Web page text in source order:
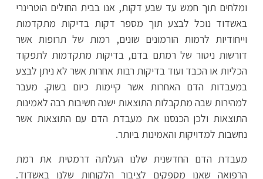
ומלחים תוך חמש עד שבע דקות, אנו בבית החולים הוטרינרי
באשדוד נוכל לבצע תוך מספר דקות בדיקות מתקדמות
וייחודיות לרמות הורמונים שונים, רמות של תרופות אשר
דורשות ניטור של רמתם בדם, בדיקות מתקדמות לתפקוד
הכליות או הכבד ועוד בדיקות רבות אחרות אשר לא ניתן לבצע
במעבדות הדם האחרות אשר קיימות כיום בשוק. מעבר
למהירות שבה מתקבלות התוצאות ישנה חשיבות רבה לאמינות
התוצאות ולכן הכנסנו את מעבדת הדם עם התוצאות אשר
נחשבות למדויקות והאמינות ביותר.
מעבדת הדם החדשנית שלנו העלתה דרמטית את רמת
הרפואה שאנו מספקים לציבור הלקוחות שלנו באשדוד.